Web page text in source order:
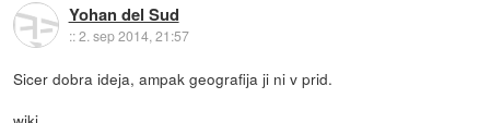
Yohan del Sud
::2. sep 2014, 21:57
Sicer dobra ideja, ampak geografija ji ni v prid.